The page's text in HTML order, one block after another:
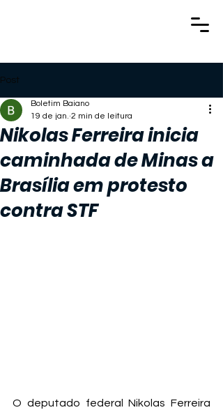
Post
Nikolas Ferreira inicia
caminhada de Minas a
Brasília em protesto
contra STF
Boletim Baiano
19 de jan. 2 min de leitura
O deputado federal Nikolas Ferreira